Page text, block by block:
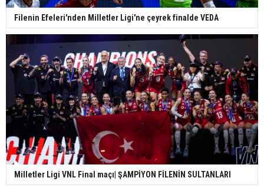
Filenin Efeleri'nden Milletler Ligi'ne çeyrek finalde VEDA
Milletler Ligi VNL Final maçı| ŞAMPİYON FİLENİN SULTANLARI